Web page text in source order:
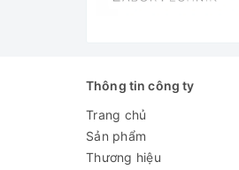
-
Độ phân giải pH
Độ chính xác pH
Thông tin công ty
Trang chủ
Sản phẩm
Thương hiệu